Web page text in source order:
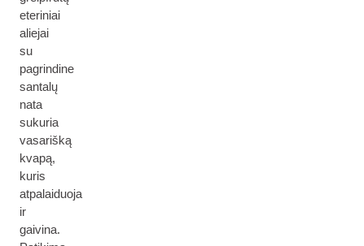
eteriniai
aliejai
su
pagrindine
santalų
nata
sukuria
vasarišką
kvapą,
kuris
atpalaiduoja
ir
gaivina.